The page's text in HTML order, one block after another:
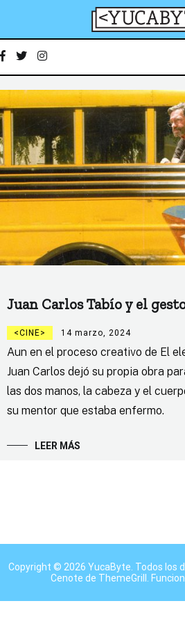
YucaByte
Juan Carlos Tabío y el
CINE 14 marzo, 2024
Aun en el proceso creativo de El
Juan Carlos dejó su propia obra
las dos manos, la cabeza y el
su mentor que estaba enfermo.
LEER MÁS
Copyright © 2026 YucaByte . Todos los
Cenote de ThemeGrill.